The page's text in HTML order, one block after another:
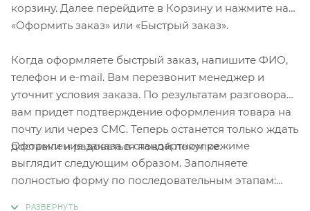
корзину. Далее перейдите в Корзину и нажмите на
«Оформить заказ» или «Быстрый заказ».
Когда оформляете быстрый заказ, напишите ФИО,
телефон и e-mail. Вам перезвонит менеджер и
уточнит условия заказа. По результатам разговора
вам придет подтверждение оформления товара на
почту или через СМС. Теперь останется только ждать
доставки и радоваться новой покупке.
Оформление заказа в стандартном режиме
выглядит следующим образом. Заполняете
полностью форму по последовательным этапам: